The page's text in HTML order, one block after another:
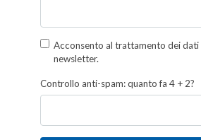
Acconsento al trattamento dei dati
newsletter.
Controllo anti-spam: quanto fa 4 + 2?